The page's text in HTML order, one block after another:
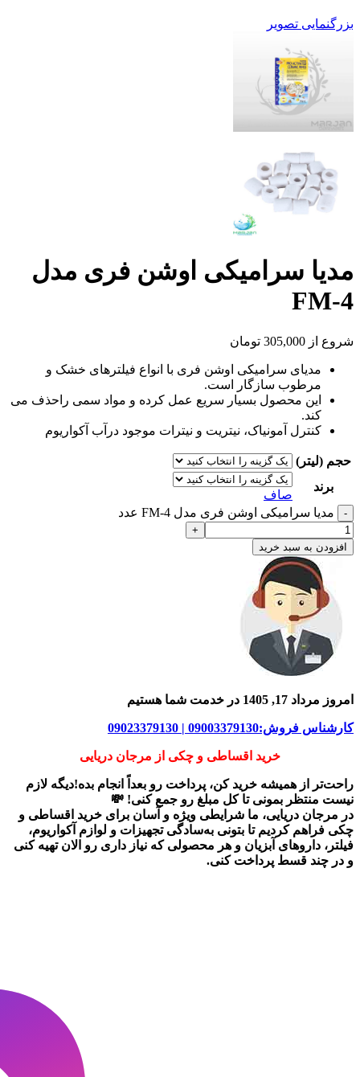
بزرگنمایی تصویر
مدیا سرامیکی اوشن فری مدل
FM-4
شروع از 305,000 تومان
مدیای سرامیکی اوشن فری با انواع فیلترهای خشک و
مرطوب سازگار است.
این محصول بسیار سریع عمل کرده و مواد سمی راحذف می
کند.
کنترل آمونیاک، نیتریت و نیترات موجود درآب آکواریوم
حجم (لیتر)
برند
صاف
مدیا سرامیکی اوشن فری مدل FM-4 عدد
افزودن به سبد خرید
امروز مرداد 17, 1405 در خدمت شما هستیم
کارشناس فروش:09003379130 | 09023379130
خرید اقساطی و چکی از مرجان دریایی
راحت‌تر از همیشه خرید کن، پرداخت رو بعداً انجام بده!دیگه لازم
نیست منتظر بمونی تا کل مبلغ رو جمع کنی! 💸
در مرجان دریایی، ما شرایطی ویژه و آسان برای خرید اقساطی و
چکی فراهم کردیم تا بتونی به‌سادگی تجهیزات و لوازم آکواریوم،
فیلتر، داروهای آبزیان و هر محصولی که نیاز داری رو الان تهیه کنی
و در چند قسط پرداخت کنی.